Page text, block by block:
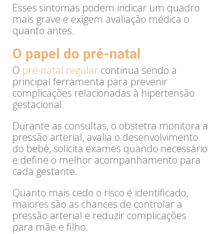
Esses sintomas podem indicar um quadro
mais grave e exigem avaliação médica o
quanto antes.
O papel do pré-natal
O pré-natal regular continua sendo a
principal ferramenta para prevenir
complicações relacionadas à hipertensão
gestacional.
Durante as consultas, o obstetra monitora a
pressão arterial, avalia o desenvolvimento
do bebê, solicita exames quando necessário
e define o melhor acompanhamento para
cada gestante.
Quanto mais cedo o risco é identificado,
maiores são as chances de controlar a
pressão arterial e reduzir complicações
para mãe e filho.